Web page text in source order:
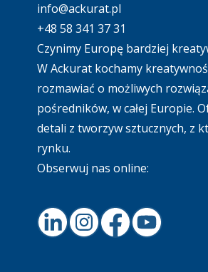
info@ackurat.pl
+48 58 341 37 31
Czynimy Europę bardziej
W Ackurat kochamy
rozmawiać o możliwych
pośredników, w całej Europie.
detali z tworzyw sztucznych, z
rynku.
Obserwuj nas online:
LinkedInInstagramFacebookYoutube